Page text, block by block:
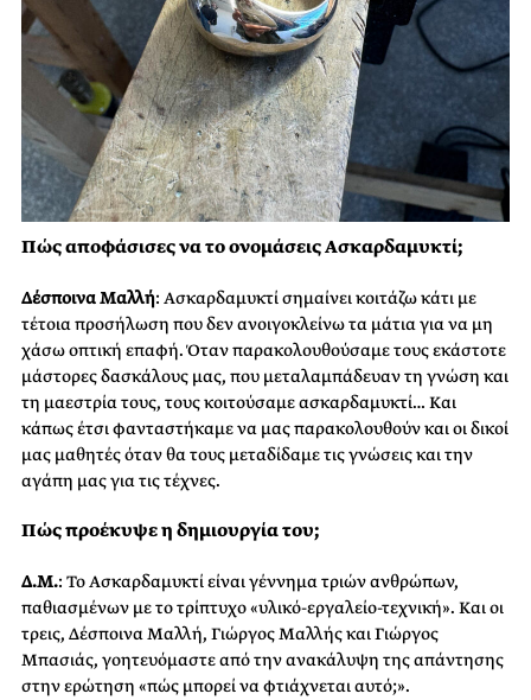
Πώς αποφάσισες να το ονομάσεις Ασκαρδαμυκτί;
Δέσποινα Μαλλή: Ασκαρδαμυκτί σημαίνει κοιτάζω κάτι με
τέτοια προσήλωση που δεν ανοιγοκλείνω τα μάτια για να μη
χάσω οπτική επαφή. Όταν παρακολουθούσαμε τους εκάστοτε
μάστορες δασκάλους μας, που μεταλαμπάδευαν τη γνώση και
τη μαεστρία τους, τους κοιτούσαμε ασκαρδαμυκτί… Και
κάπως έτσι φανταστήκαμε να μας παρακολουθούν και οι δικοί
μας μαθητές όταν θα τους μεταδίδαμε τις γνώσεις και την
αγάπη μας για τις τέχνες.
Πώς προέκυψε η δημιουργίατου;
Δ.Μ.: Το Ασκαρδαμυκτί είναι γέννημα τριών ανθρώπων,
παθιασμένων με το τρίπτυχο «υλικό-εργαλείο-τεχνική». Και οι
τρεις, Δέσποινα Μαλλή, Γιώργος Μαλλής και Γιώργος
Μπασιάς, γοητευόμαστε από την ανακάλυψη της απάντησης
στην ερώτηση «πώς μπορεί να φτιάχνεται αυτό;».